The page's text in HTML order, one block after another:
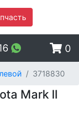
0
3718830
Mark II